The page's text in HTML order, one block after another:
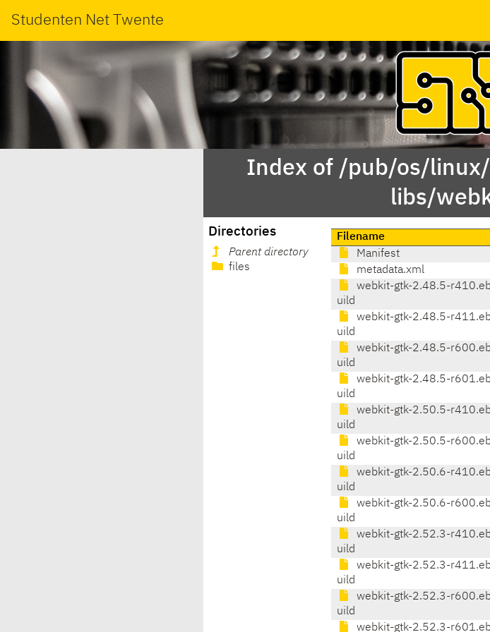
Studenten Net Twente
Index of /pub/os/
libs/
Directories
Parent directory
files
Filename
Manifest
metadata.xml
webkit-gtk-2.48.5-
uild
webkit-gtk-2.48.5-
uild
webkit-gtk-2.48.5-
uild
webkit-gtk-2.48.5-
uild
webkit-gtk-2.50.5-
uild
webkit-gtk-2.50.5-
uild
webkit-gtk-2.50.6-
uild
webkit-gtk-2.50.6-
uild
webkit-gtk-2.52.3-
uild
webkit-gtk-2.52.3-
uild
webkit-gtk-2.52.3-
uild
webkit-gtk-2.52.3-